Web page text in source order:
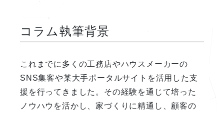
コラム執筆背景
これまでに多くの工務店やハウスメーカーの
SNS集客や某大手ポータルサイトを活用した支
援を行ってきました。その経験を通じて培った
ノウハウを活かし、家づくりに精通し、顧客の